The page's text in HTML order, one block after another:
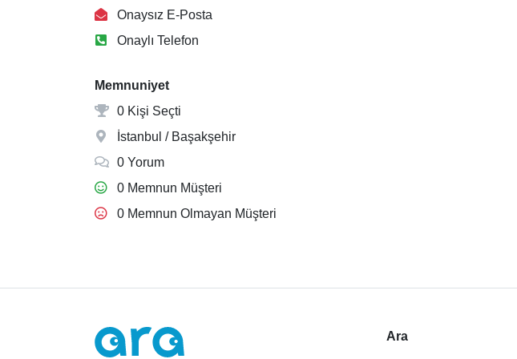
Onaysız E-Posta
Onaylı Telefon
Memnuniyet
0 Kişi Seçti
İstanbul / Başakşehir
0 Yorum
0 Memnun Müşteri
0 Memnun Olmayan Müşteri
Ara